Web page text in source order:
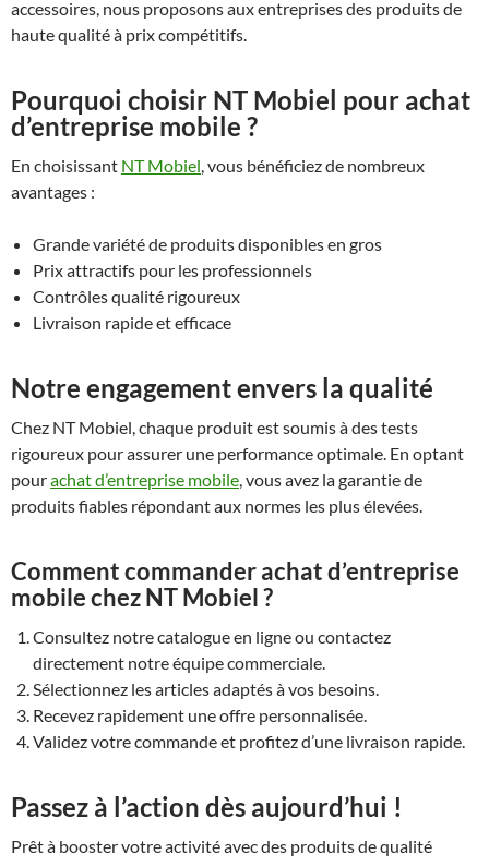
accessoires, nous proposons aux entreprises des produits de
haute qualité à prix compétitifs.
Pourquoi choisir NT Mobiel pour achat
d’entreprise mobile ?
En choisissant NT Mobiel, vous bénéficiez de nombreux
avantages :
Grande variété de produits disponibles en gros
Prix attractifs pour les professionnels
Contrôles qualité rigoureux
Livraison rapide et efficace
Notre engagement envers la qualité
Chez NT Mobiel, chaque produit est soumis à des tests
rigoureux pour assurer une performance optimale. En optant
pourachat d’entreprise mobile, vous avez la garantie de
produits fiables répondant aux normes les plus élevées.
Comment commander achat d’entreprise
mobile chez NT Mobiel ?
Consultez notre catalogue en ligne ou contactez
directement notre équipe commerciale.
Sélectionnez les articles adaptés à vos besoins.
Recevez rapidement une offre personnalisée.
Validez votre commande et profitez d’une livraison rapide.
Passez à l’action dès aujourd’hui !
Prêt à booster votre activité avec des produits de qualité